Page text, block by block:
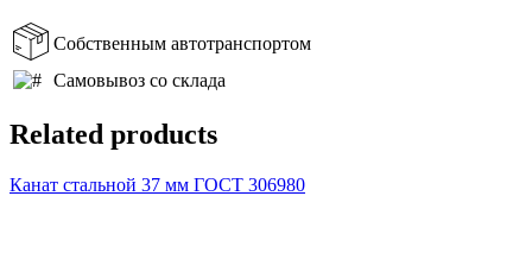
Собственным автотранспортом
Самовывоз со склада
Related products
Канат стальной 37 мм ГОСТ 306980